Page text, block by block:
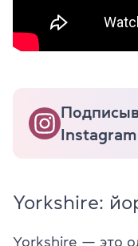
Instagram
Yorkshire:
Yorkshire — это